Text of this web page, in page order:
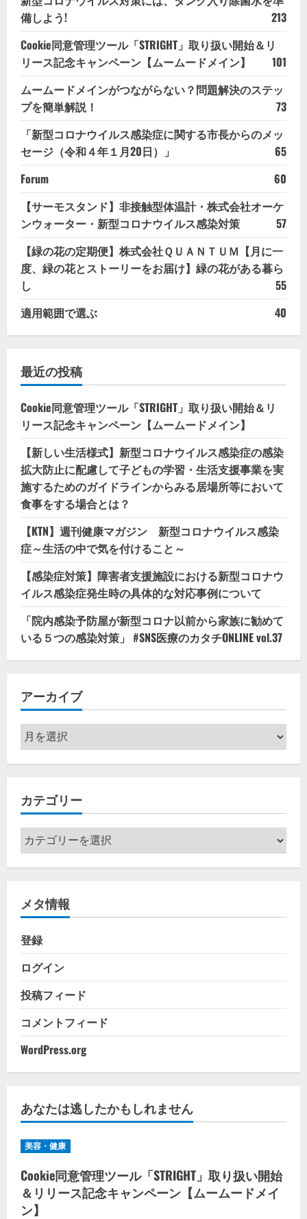
備しよう!
213
Cookie同意管理ツール「STRIGHT」取り扱い開始＆リ
リース記念キャンペーン【ムームードメイン】
101
ムームードメインがつながらない？問題解決のステッ
プを簡単解説！
73
「新型コロナウイルス感染症に関する市長からのメッ
セージ（令和４年１月20日）」
65
Forum
60
【サーモスタンド】非接触型体温計・株式会社オーケ
ンウォーター・新型コロナウイルス感染対策
57
【緑の花の定期便】株式会社ＱＵＡＮＴＵＭ【月に一
度、緑の花とストーリーをお届け】緑の花がある暮ら
し
55
適用範囲で選ぶ
40
最近の投稿
Cookie同意管理ツール「STRIGHT」取り扱い開始＆リ
リース記念キャンペーン【ムームードメイン】
【新しい生活様式】新型コロナウイルス感染症の感染
拡大防止に配慮して子どもの学習・生活支援事業を実
施するためのガイドラインからみる居場所等において
食事をする場合とは？
【KTN】週刊健康マガジン 新型コロナウイルス感染
症～生活の中で気を付けること～
【感染症対策】障害者支援施設における新型コロナウ
イルス感染症発生時の具体的な対応事例について
「院内感染予防屋が新型コロナ以前から家族に勧めて
いる５つの感染対策」 #SNS医療のカタチONLINE vol.37
アーカイブ
ア
ー
カ
ブ
カテゴリー
カ
テ
ゴ
ー
メタ情報
登録
ログイン
投稿フィード
コメントフィード
WordPress.org
あなたは逃したかもしれません
美容・健康
Cookie同意管理ツール「STRIGHT」取り扱い開始
＆リリース記念キャンペーン【ムームードメイ
ン】